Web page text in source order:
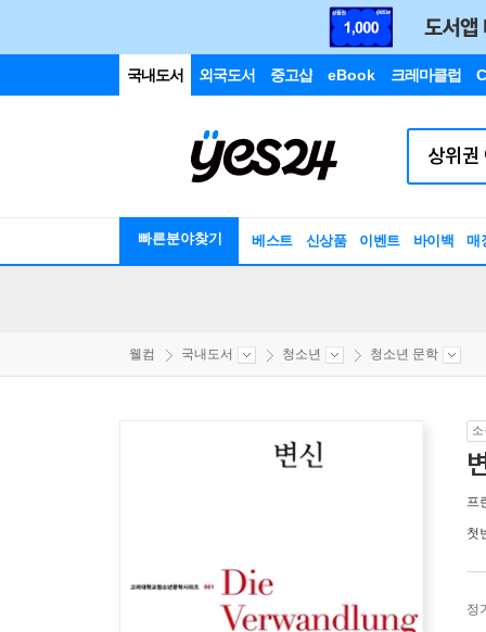
국내도서 외국도서 중고샵 eBook 크레마클럽
빠른분야찾기 베스트 신상품 이벤트 바이백 매
웰컴 국내도서 청소년 청소년 문학
프
첫
정